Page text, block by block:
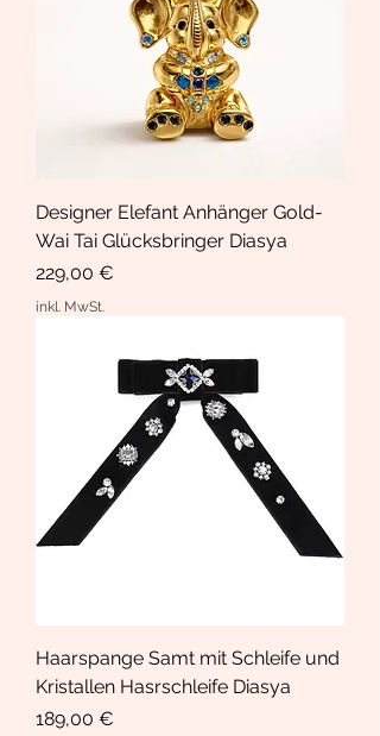
Designer Elefant Anhänger Gold-
Wai Tai Glücksbringer Diasya
Preis
229,00 €
inkl. MwSt.
Haarspange Samt mit Schleife und
Kristallen Hasrschleife Diasya
Preis
189,00 €